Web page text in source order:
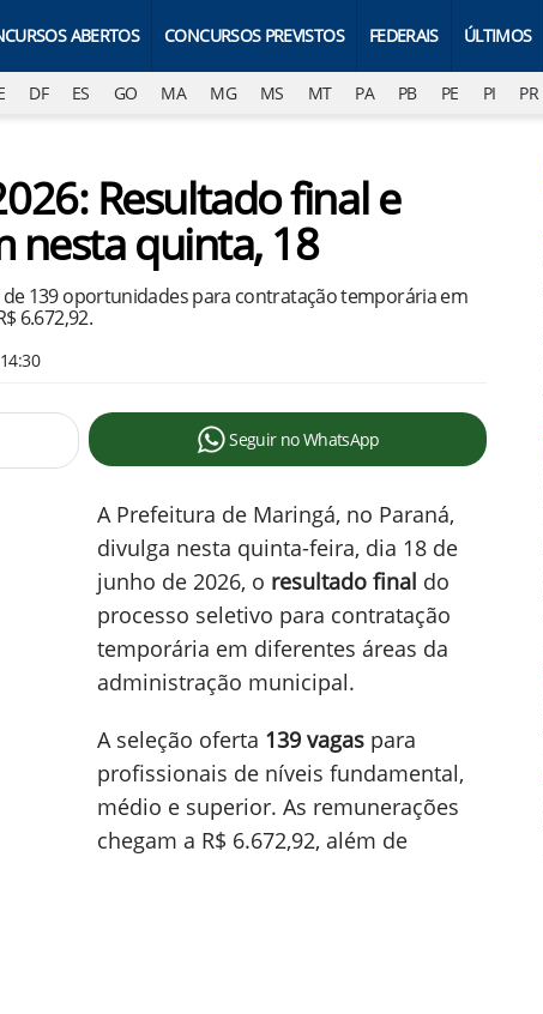
ABERTOS CONCURSOS PREVISTOS FEDERAIS ÚLTIMOS
DF ES GO MA MG MS MT PA PB PE PI PR
Resultado final e
nesta quinta, 18
139 oportunidades para contratação temporária em
6.672,92.
Seguir no WhatsApp
A Prefeitura de Maringá, no Paraná,
divulga nesta quinta-feira, dia 18 de
junho de 2026, o resultado final do
processo seletivo para contratação
temporária em diferentes áreas da
administração municipal.
A seleção oferta 139 vagas para
profissionais de níveis fundamental,
médio e superior. As remunerações
chegam a R$ 6.672,92, além de